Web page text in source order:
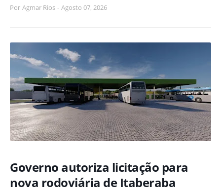
Por Agmar Rios - Agosto 07, 2026
Governo autoriza licitação para
nova rodoviária de Itaberaba